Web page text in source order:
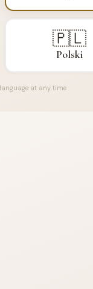
🇵🇱
Polski
at any time